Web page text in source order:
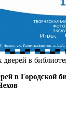
в
в Городской